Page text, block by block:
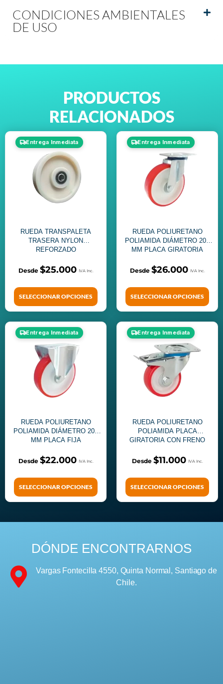
CONDICIONES AMBIENTALES
DE USO
PRODUCTOS
RELACIONADOS
Entrega Inmediata
RUEDA TRANSPALETA
TRASERA NYLON
REFORZADO
$25.000
SELECCIONAR OPCIONES
Entrega Inmediata
RUEDA POLIURETANO
POLIAMIDA DIÁMETRO 200
MM PLACA GIRATORIA
$26.000
SELECCIONAR OPCIONES
Entrega Inmediata
RUEDA POLIURETANO
POLIAMIDA DIÁMETRO 200
MM PLACA FIJA
$22.000
SELECCIONAR OPCIONES
Entrega Inmediata
RUEDA POLIURETANO
POLIAMIDA PLACA
GIRATORIA CON FRENO
$11.000
SELECCIONAR OPCIONES
DÓNDE ENCONTRARNOS
Vargas Fontecilla 4550, Quinta Normal, Santiago de
Chile.